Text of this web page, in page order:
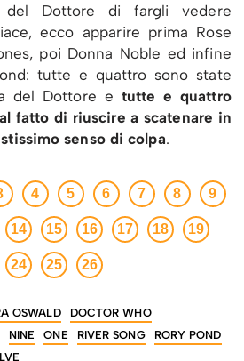
del Dottore di fargli vedere
ecco apparire prima Rose
poi Donna Noble ed infine
tutte e quattro sono state
del Dottore e tutte e quattro
fatto di riuscire a scatenare in
senso di colpa.
4 5 6 7 8 9
14 15 16 17 18 19
24 25 26
OSWALD
DOCTOR WHO
NINE ONE RIVER SONG
RORY POND